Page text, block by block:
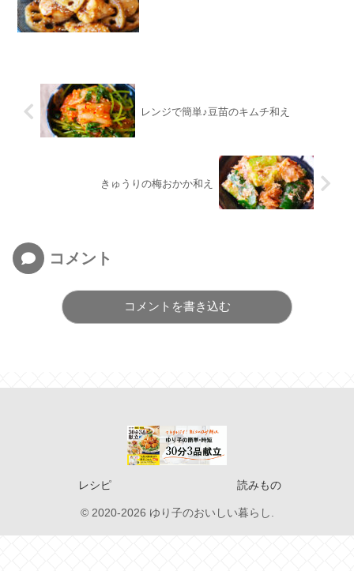
レンジで簡単♪豆苗のキムチ和え
きゅうりの梅おかか和え
コメント
コメントを書き込む
レシピ 読みもの
© 2020-2026 ゆり子のおいしい暮らし.